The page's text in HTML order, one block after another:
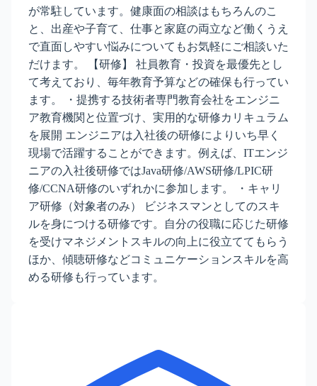
が常駐しています。健康面の相談はもちろんのこ
と、出産や子育て、仕事と家庭の両立など働くうえ
で直面しやすい悩みについてもお気軽にご相談いた
だけます。 【研修】 社員教育・投資を最優先とし
て考えており、毎年教育予算などの確保も行ってい
ます。 ・提携する技術者専門教育会社をエンジニ
ア教育機関と位置づけ、実用的な研修カリキュラム
を展開 エンジニアは入社後の研修によりいち早く
現場で活躍することができます。例えば、ITエンジ
ニアの入社後研修ではJava研修/AWS研修/LPIC研
修/CCNA研修のいずれかに参加します。 ・キャリ
ア研修（対象者のみ） ビジネスマンとしてのスキ
ルを身につける研修です。自分の役職に応じた研修
を受けマネジメントスキルの向上に役立ててもらう
ほか、傾聴研修などコミュニケーションスキルを高
める研修も行っています。